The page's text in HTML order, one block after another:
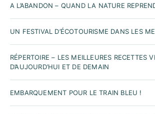
A L’ABANDON – QUAND LA NATURE
UN FESTIVAL D’ÉCOTOURISME DANS LES
RÉPERTOIRE – LES MEILLEURES RECETTES
D’AUJOURD’HUI ET DE DEMAIN
EMBARQUEMENT POUR LE TRAIN BLEU !